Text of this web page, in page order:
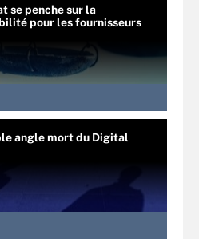
se penche sur la
pour les fournisseurs
angle mort du Digital